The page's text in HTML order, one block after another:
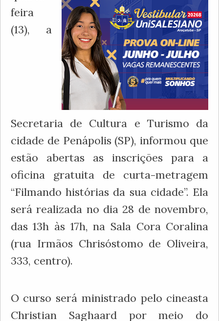
feira
(13), a
Secretaria de Cultura e Turismo da
cidade de Penápolis (SP), informou que
estão abertas as inscrições para a
oficina gratuita de curta-metragem
“Filmando histórias da sua cidade”. Ela
será realizada no dia 28 de novembro,
das 13h às 17h, na Sala Cora Coralina
(rua Irmãos Chrisóstomo de Oliveira,
333, centro).
O curso será ministrado pelo cineasta
Christian Saghaard por meio do